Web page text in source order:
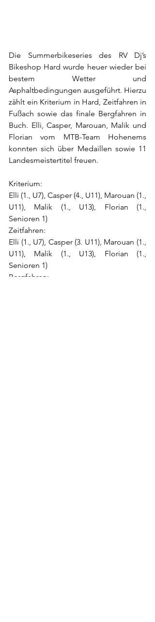
Die Summerbikeseries des RV Dj’s
Bikeshop Hard wurde heuer wieder bei
bestem Wetter und
Asphaltbedingungen ausgeführt. Hierzu
zählt ein Kriterium in Hard, Zeitfahren in
Fußach sowie das finale Bergfahren in
Buch. Elli, Casper, Marouan, Malik und
Florian vom MTB-Team Hohenems
konnten sich über Medaillen sowie 11
Landesmeistertitel freuen.
Kriterium:
Elli (1., U7), Casper (4., U11), Marouan (1.,
U11), Malik (1., U13), Florian (1.,
Senioren 1)
Zeitfahren:
Elli (1., U7), Casper (3. U11), Marouan (1.,
U11), Malik (1., U13), Florian (1.,
Senioren 1)
Bergfahren: